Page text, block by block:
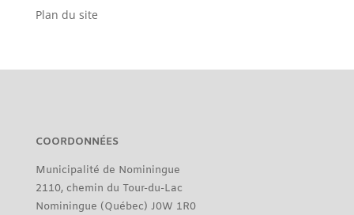
Plan du site
COORDONNÉES
Municipalité de Nominingue
2110, chemin du Tour-du-Lac
Nominingue (Québec) J0W 1R0